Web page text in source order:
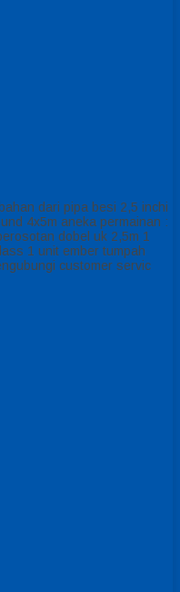
dari pipa besi 2,5 inchi
4x5m aneka permainan :
dobel uk 2,5m 1
1 unit ember tumpah
customer servic